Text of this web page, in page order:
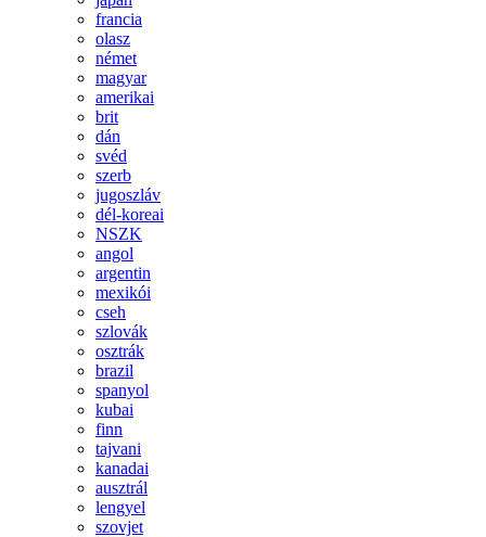
francia
olasz
német
magyar
amerikai
brit
dán
svéd
szerb
jugoszláv
dél-koreai
NSZK
angol
argentin
mexikói
cseh
szlovák
osztrák
brazil
spanyol
kubai
finn
tajvani
kanadai
ausztrál
lengyel
szovjet